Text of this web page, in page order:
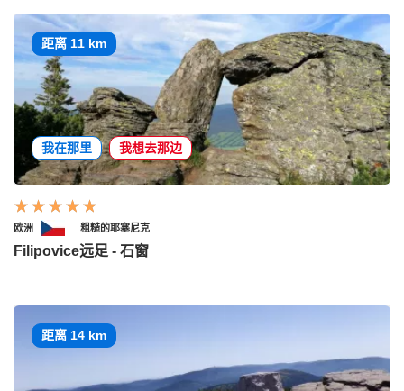
距离 11 km
我在那里 我想去那边
欧洲 粗糙的耶塞尼克
Filipovice远足 - 石窗
距离 14 km